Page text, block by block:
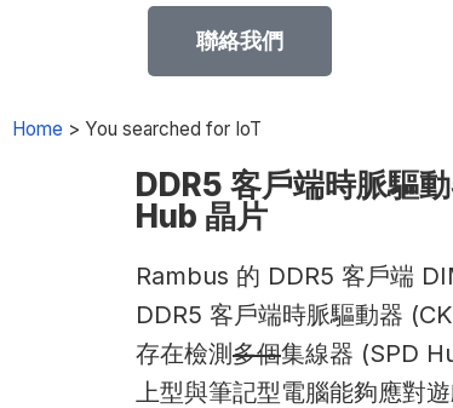
聯絡我們
Home > You searched for IoT
DDR5 客戶端時脈驅
Hub 晶片
Rambus 的 DDR5 客戶端
DDR5 客戶端時脈驅動器
存在檢測多個集線器 (SPD
上型與筆記型電腦能夠應對